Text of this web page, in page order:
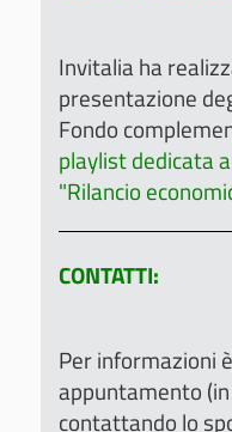
Invitalia ha
presentazione
Fondo
playlist dedicata
"Rilancio
CONTATTI:
Per informazioni
appuntamento
contattando lo